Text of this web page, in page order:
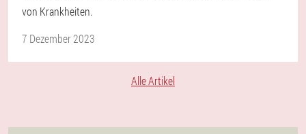
von Krankheiten.
7 Dezember 2023
Alle Artikel